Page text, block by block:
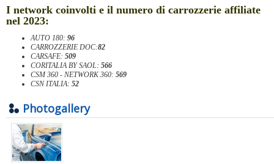
I network coinvolti e il numero di carrozzerie affiliate
nel 2023:
AUTO 180: 96
CARROZZERIE DOC:82
CARSAFE: 509
CORITALIA BY SAOL: 566
CSM 360 - NETWORK 360: 569
CSN ITALIA: 52
Photogallery